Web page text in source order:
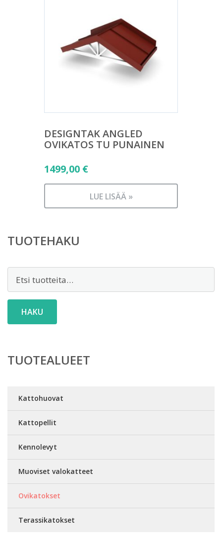
DESIGNTAK ANGLED
OVIKATOS TU PUNAINEN
1499,00 €
LUE LISÄÄ »
TUOTEHAKU
HAKU
TUOTEALUEET
Kattohuovat
Kattopellit
Kennolevyt
Muoviset valokatteet
Ovikatokset
Terassikatokset